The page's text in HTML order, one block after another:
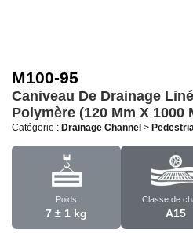
M100-95
Caniveau De Drainage
Polymère (120 Mm X 1000
Catégorie : Drainage Channel >
Poids
7 ± 1 kg
Classe de
A15